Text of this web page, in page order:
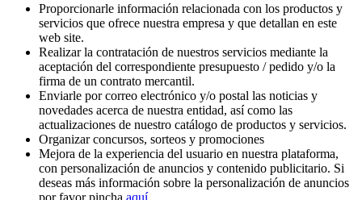
Proporcionarle información relacionada con los productos y
servicios que ofrece nuestra empresa y que detallan en este
web site.
Realizar la contratación de nuestros servicios mediante la
aceptación del correspondiente presupuesto / pedido y/o la
firma de un contrato mercantil.
Enviarle por correo electrónico y/o postal las noticias y
novedades acerca de nuestra entidad, así como las
actualizaciones de nuestro catálogo de productos y servicios.
Organizar concursos, sorteos y promociones
Mejora de la experiencia del usuario en nuestra plataforma,
con personalización de anuncios y contenido publicitario. Si
deseas más información sobre la personalización de anuncios
por favor pincha aquí.